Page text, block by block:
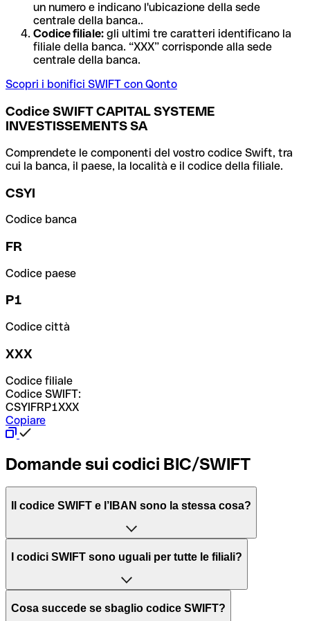
un numero e indicano l'ubicazione della sede
centrale della banca..
Codice filiale: gli ultimi tre caratteri identificano la
filiale della banca. “XXX” corrisponde alla sede
centrale della banca.
Scopri i bonifici SWIFT con Qonto
Codice SWIFT CAPITAL SYSTEME
INVESTISSEMENTS SA
Comprendete le componenti del vostro codice Swift, tra
cui la banca, il paese, la località e il codice della filiale.
CSYI
Codice banca
FR
Codice paese
P1
Codice città
XXX
Codice filiale
Codice SWIFT:
CSYIFRP1XXX
Copiare
Domande sui codici BIC/SWIFT
Il codice SWIFT e l’IBAN sono la stessa cosa?
L'acronimo SWIFT sta per “Society for Worldwide
per l’elaborazione dei pagamenti tra diversi Paesi.
I codici SWIFT sono uguali per tutte le filiali?
Dipende dalle banche. In alcuni casi le banche utilizzano
Cosa succede se sbaglio codice SWIFT?